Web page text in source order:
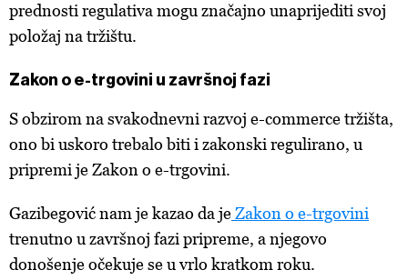
prednosti regulativa mogu značajno unaprijediti svoj
položaj na tržištu.
Zakon o e-trgovini u završnoj fazi
S obzirom na svakodnevni razvoj e-commerce tržišta,
ono bi uskoro trebalo biti i zakonski regulirano, u
pripremi je Zakon o e-trgovini.
Gazibegović nam je kazao da jeZakon o e-trgovini
trenutno u završnoj fazi pripreme, a njegovo
donošenje očekuje se u vrlo kratkom roku.